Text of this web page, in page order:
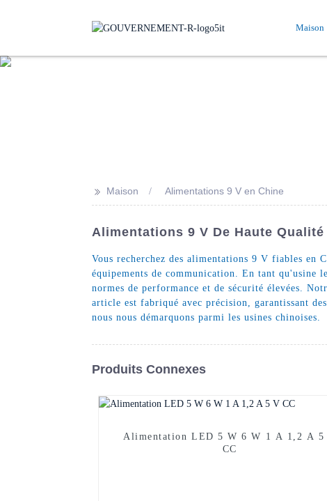
Maison
>> Maison Alimentations 9 V en Chine
Alimentations 9 V De Haute
Vous recherchez des alimentations 9 V fiables en
équipements de communication. En tant qu'usine
normes de performance et de sécurité élevées.
article est fabriqué avec précision, garantissant
nous nous démarquons parmi les usines chinoises.
Produits Connexes
Alimentation LED 5 W 6 W 1 A 1,2 A 5
CC